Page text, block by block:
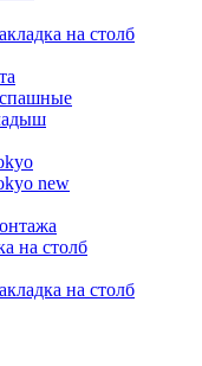
на столб
new
на столб
на столб